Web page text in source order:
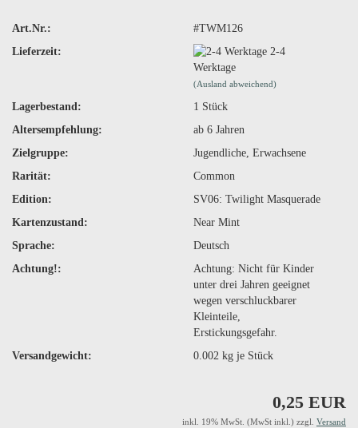
Art.Nr.:
#TWM126
Lieferzeit:
2-4
Werktage
(Ausland abweichend)
Lagerbestand: 1 Stück
Altersempfehlung:
ab 6 Jahren
Zielgruppe:
Jugendliche, Erwachsene
Rarität:
Common
Edition:
SV06: Twilight Masquerade
Kartenzustand:
Near Mint
Sprache:
Deutsch
Achtung!:
Achtung: Nicht für Kinder
unter drei Jahren geeignet
wegen verschluckbarer
Kleinteile,
Erstickungsgefahr.
Versandgewicht:
0.002kg je Stück
0,25 EUR
inkl. 19% MwSt. (MwSt inkl.) zzgl. Versand